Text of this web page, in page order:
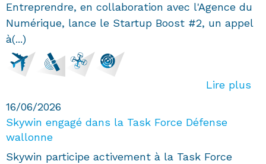
Entreprendre, en collaboration avec l'Agence du
Numérique, lance le Startup Boost #2, un appel
à(...)
Lire plus
16/06/2026
Skywin engagé dans la Task Force Défense
wallonne
Skywin participe activement à la Task Force